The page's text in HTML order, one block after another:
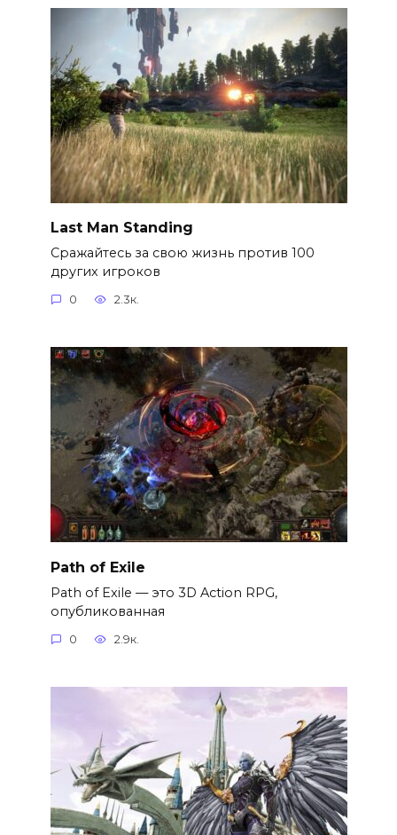
Last Man Standing
Сражайтесь за свою жизнь против 100
других игроков
0 2.3к.
Path of Exile
Path of Exile — это 3D Action RPG,
опубликованная
0 2.9к.